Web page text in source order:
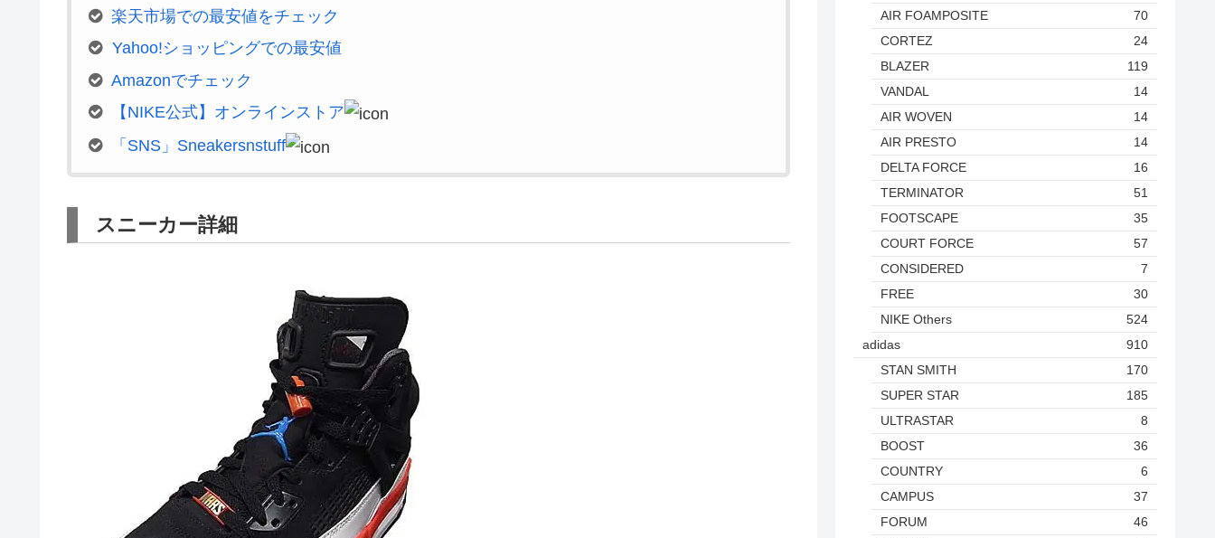
楽天市場での最安値をチェック
Yahoo!ショッピングでの最安値
Amazonでチェック
【NIKE公式】オンラインストア
「SNS」Sneakersnstuff
スニーカー詳細
AIR FOAMPOSITE
70
CORTEZ
24
BLAZER
119
VANDAL
14
AIR WOVEN
14
AIR PRESTO
14
DELTA FORCE
16
TERMINATOR
51
FOOTSCAPE
35
COURT FORCE
57
CONSIDERED
7
FREE
30
NIKE Others
524
adidas
910
STAN SMITH
170
SUPER STAR
185
ULTRASTAR
8
BOOST
36
COUNTRY
6
CAMPUS
37
FORUM
46